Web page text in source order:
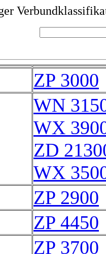
ZP 3000
WN
WX
ZD
WX
ZP 2900
ZP 4450
ZP 3700